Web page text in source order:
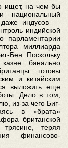
ищет, на чем бы
национальный
даже индусов —
индийской
парламентарии
миллиарда
Бен. Поскольку
банально
готовы
и китайским
выложить еще
Дело в том,
из-за чего Биг-
в «брата»
британской
теряя
финансово-